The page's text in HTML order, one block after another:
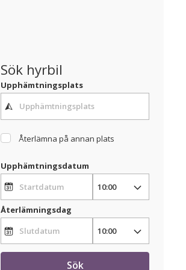
Sök hyrbil
Upphämtningsplats
Återlämna på annan plats
Upphämtningsdatum
Återlämningsdag
Sök